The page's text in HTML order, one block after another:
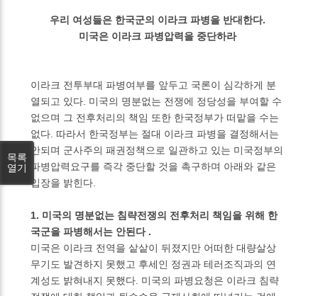
우리 여성들은 한국군의 이라크 파병을 반대한다.
미국은 이라크 파병압력을 중단하라
이라크 전투부대 파병여부를 앞두고 국론이 심각하게 분
열되고 있다. 미국의 명분없는 전쟁에 정당성을 부여할 수
없으며 그 전후처리의 책임 또한 한국정부가 떠맡을 수는
없다. 따라서 한국정부는 절대 이라크 파병을 결정해서는
안되며 군사주의 패권정책으로 일관하고 있는 미국정부의
파병압력요구를 즉각 중단할 것을 촉구하며 아래와 같은
입장을 밝힌다.
1. 미국의 명분없는 침략전쟁의 전후처리 책임을 위해 한
국군을 파병해서는 안된다 .
미국은 이라크 전역을 샅샅이 뒤졌지만 어떠한 대량살상
무기도 발견하지 못했고 후세인 정권과 테러조직과의 연
계성도 밝혀내지 못했다. 미국의 파병요청은 이라크 침략
목록
열기